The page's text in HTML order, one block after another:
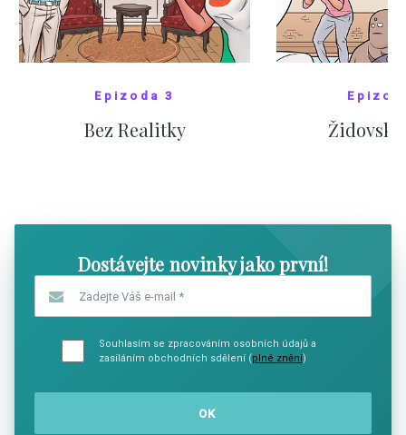
Epizoda 3
Bez Realitky
Dostávejte novinky jako první!
Souhlasím se zpracováním osobních údajů a
zasíláním obchodních sdělení (plné znění)